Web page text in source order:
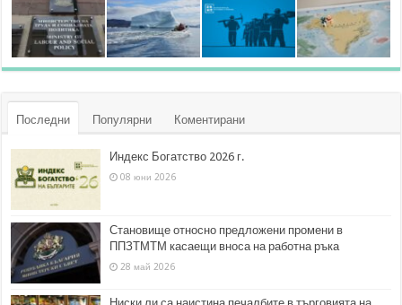
Последни Популярни Коментирани
Индекс Богатство 2026 г.
08 юни 2026
Становище относно предложени промени в
ППЗТМТМ касаещи вноса на работна ръка
28 май 2026